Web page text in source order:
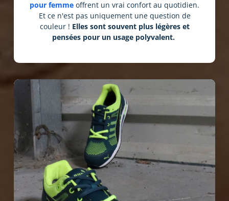
pour femme offrent un vrai confort au quotidien.
Et ce n'est pas uniquement une question de
couleur ! Elles sont souvent plus légères et
pensées pour un usage polyvalent.